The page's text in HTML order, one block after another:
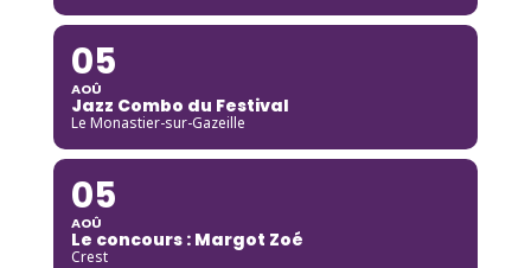
05
AOÛ
Jazz Combo du Festival
Le Monastier-sur-Gazeille
05
AOÛ
Le concours : Margot Zoé
Crest